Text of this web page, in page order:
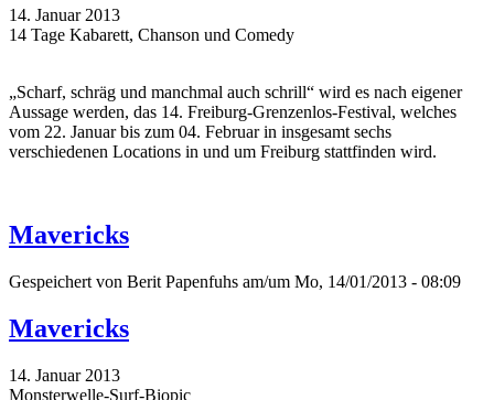
14. Januar 2013
14 Tage Kabarett, Chanson und Comedy
„Scharf, schräg und manchmal auch schrill“ wird es nach eigener
Aussage werden, das 14. Freiburg-Grenzenlos-Festival, welches
vom 22. Januar bis zum 04. Februar in insgesamt sechs
verschiedenen Locations in und um Freiburg stattfinden wird.
Mavericks
Gespeichert von Berit Papenfuhs am/um Mo, 14/01/2013 - 08:09
Mavericks
14. Januar 2013
Monsterwelle-Surf-Biopic